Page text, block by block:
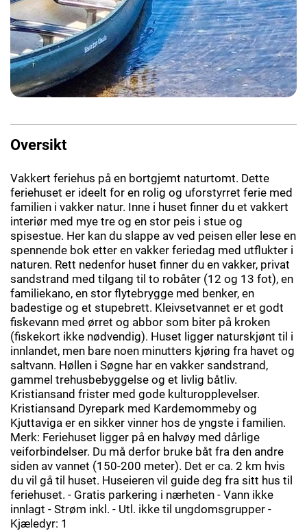
Oversikt
Vakkert feriehus på en bortgjemt naturtomt. Dette
feriehuset er ideelt for en rolig og uforstyrret ferie med
familien i vakker natur. Inne i huset finner du et vakkert
interiør med mye tre og en stor peis i stue og
spisestue. Her kan du slappe av ved peisen eller lese en
spennende bok etter en vakker feriedag med utflukter i
naturen. Rett nedenfor huset finner du en vakker, privat
sandstrand med tilgang til to robåter (12 og 13 fot), en
familiekano, en stor flytebrygge med benker, en
badestige og et stupebrett. Kleivsetvannet er et godt
fiskevann med ørret og abbor som biter på kroken
(fiskekort ikke nødvendig). Huset ligger naturskjønt til i
innlandet, men bare noen minutters kjøring fra havet og
saltvann. Høllen i Søgne har en vakker sandstrand,
gammel trehusbebyggelse og et livlig båtliv.
Kristiansand frister med gode kulturopplevelser.
Kristiansand Dyrepark med Kardemommeby og
Kjuttaviga er en sikker vinner hos de yngste i familien.
Merk: Feriehuset ligger på en halvøy med dårlige
veiforbindelser. Du må derfor bruke båt fra den andre
siden av vannet (150-200 meter). Det er ca. 2 km hvis
du vil gå til huset. Huseieren vil guide deg fra sitt hus til
feriehuset. - Gratis parkering i nærheten - Vann ikke
innlagt - Strøm inkl. - Utl. ikke til ungdomsgrupper -
Kjæledyr: 1